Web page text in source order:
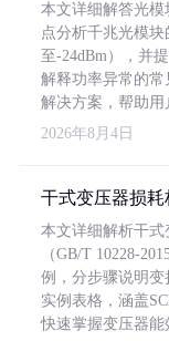
本文详细解答光
点分析千兆光模
至-24dBm），并
解释功率异常的常
解决方案，帮助用
2026年8月4日
干式变压器损
本文详细解析干
（GB/T 10228-
例，分步骤说明
实例表格，涵盖
快速掌握变压器能